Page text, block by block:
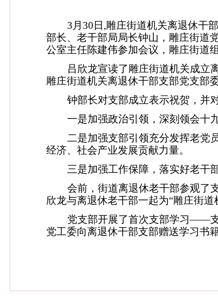
3月 30 日 ,雕庄街道机关离退休干
部长、老干部局局长钟山，雕庄街道
公室主任陈建伟参加会议，雕庄街道
吕欣龙宣读了雕庄街道机关成立
雕庄街道机关离退休干部支部党支部
钟部长对支部成立表示祝贺，并
一是加强政治引领，深刻领会十
二是加强支部引领充分发挥老党
经济、社会产业发展贡献力量。
三是加强工作保障，落实好老干
会前，街道离退休老干部参观
欣龙与离退休老干部一起为“雕庄街
党支部开展了首次支部学习——
党工委向离退休干部支部赠送学习书